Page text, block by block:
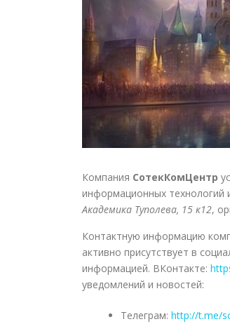
Компания СотекКомЦентр
информационных технологий
Академика Туполева, 15 к12,
Контактную информацию
активно присутствует в
информацией. ВКонтакте:
уведомлений и новостей:
Телеграм: http://t.me/